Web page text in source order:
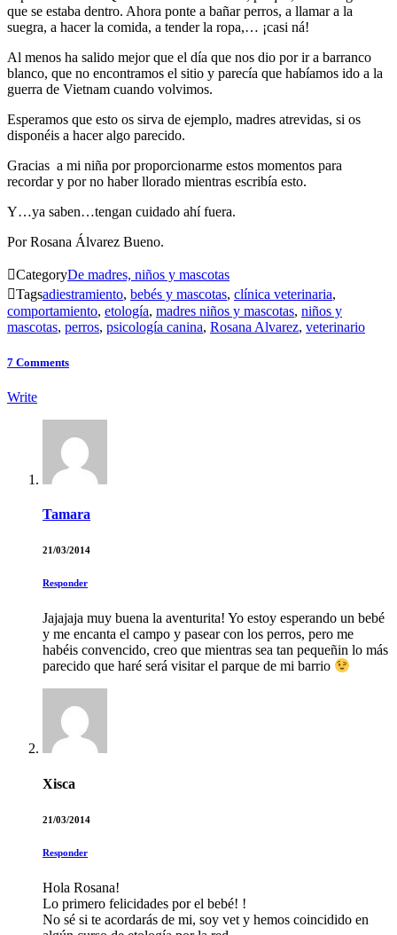
que se estaba dentro. Ahora ponte a bañar perros, a llamar a la
suegra, a hacer la comida, a tender la ropa,… ¡casi ná!
Al menos ha salido mejor que el día que nos dio por ir a barranco
blanco, que no encontramos el sitio y parecía que habíamos ido a la
guerra de Vietnam cuando volvimos.
Esperamos que esto os sirva de ejemplo, madres atrevidas, si os
disponéis a hacer algo parecido.
Gracias a mi niña por proporcionarme estos momentos para
recordar y por no haber llorado mientras escribía esto.
Y…ya saben…tengan cuidado ahí fuera.
Por Rosana Álvarez Bueno.
CategoryDe madres, niños y mascotas
Tagsadiestramiento, bebés y mascotas, clínica veterinaria,
comportamiento, etología, madres niños y mascotas, niños y
mascotas, perros, psicología canina, Rosana Alvarez, veterinario
7 Comments
Write
Tamara
21/03/2014
Responder
Jajajaja muy buena la aventurita! Yo estoy esperando un bebé
y me encanta el campo y pasear con los perros, pero me
habéis convencido, creo que mientras sea tan pequeñin lo más
parecido que haré será visitar el parque de mi barrio
Xisca
21/03/2014
Responder
Hola Rosana!
Lo primero felicidades por el bebé! !
No sé si te acordarás de mi, soy vet y hemos coincidido en